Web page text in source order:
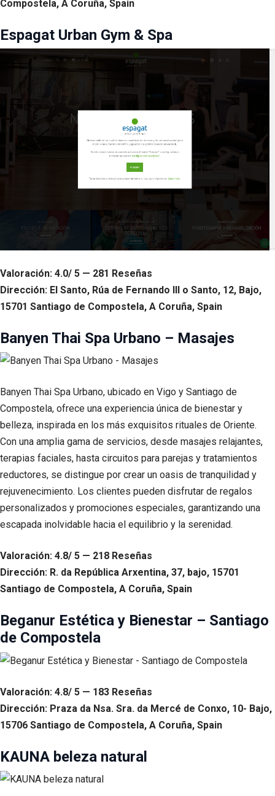
Compostela, A Coruña, Spain
Espagat Urban Gym & Spa
Valoración: 4.0/ 5 — 281 Reseñas
Dirección: El Santo, Rúa de Fernando III o Santo, 12, Bajo,
15701 Santiago de Compostela, A Coruña, Spain
Banyen Thai Spa Urbano – Masajes
Banyen Thai Spa Urbano, ubicado en Vigo y Santiago de
Compostela, ofrece una experiencia única de bienestar y
belleza, inspirada en los más exquisitos rituales de Oriente.
Con una amplia gama de servicios, desde masajes relajantes,
terapias faciales, hasta circuitos para parejas y tratamientos
reductores, se distingue por crear un oasis de tranquilidad y
rejuvenecimiento. Los clientes pueden disfrutar de regalos
personalizados y promociones especiales, garantizando una
escapada inolvidable hacia el equilibrio y la serenidad.
Valoración: 4.8/ 5 — 218 Reseñas
Dirección: R. da República Arxentina, 37, bajo, 15701
Santiago de Compostela, A Coruña, Spain
Beganur Estética y Bienestar – Santiago
de Compostela
Valoración: 4.8/ 5 — 183 Reseñas
Dirección: Praza da Nsa. Sra. da Mercé de Conxo, 10- Bajo,
15706 Santiago de Compostela, A Coruña, Spain
KAUNA beleza natural